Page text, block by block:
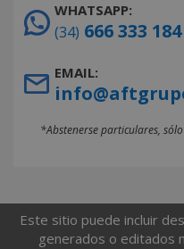
WHATSAPP:
(34) 666 333 184
EMAIL:
*Abstenerse particulares,
Este sitio puede incluir
generados o editados